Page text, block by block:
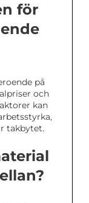
för
på
och
kan
takbytet.